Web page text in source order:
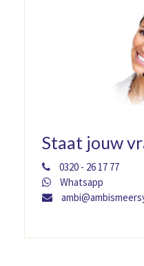
Staat jouw
0320 - 26 17 77
Whatsapp